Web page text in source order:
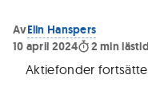
AvElin Hanspers
10 april 2024
2 min lästid
Aktiefonder